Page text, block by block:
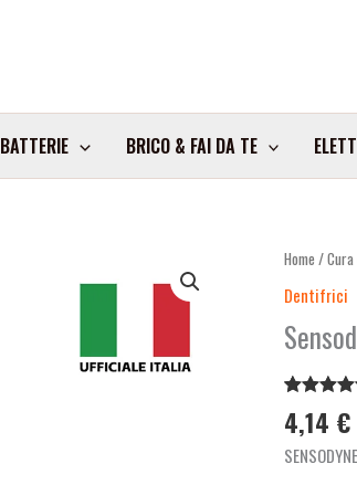
BATTERIE BRICO & FAI DA TE
Home /
Dentifrici
4.50 su 5
su base
di
4,14 €
Sensodyne
75Ml
Whitening
quantità